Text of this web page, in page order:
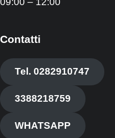
Contatti
Tel. 0282910747
3388218759
WHATSAPP